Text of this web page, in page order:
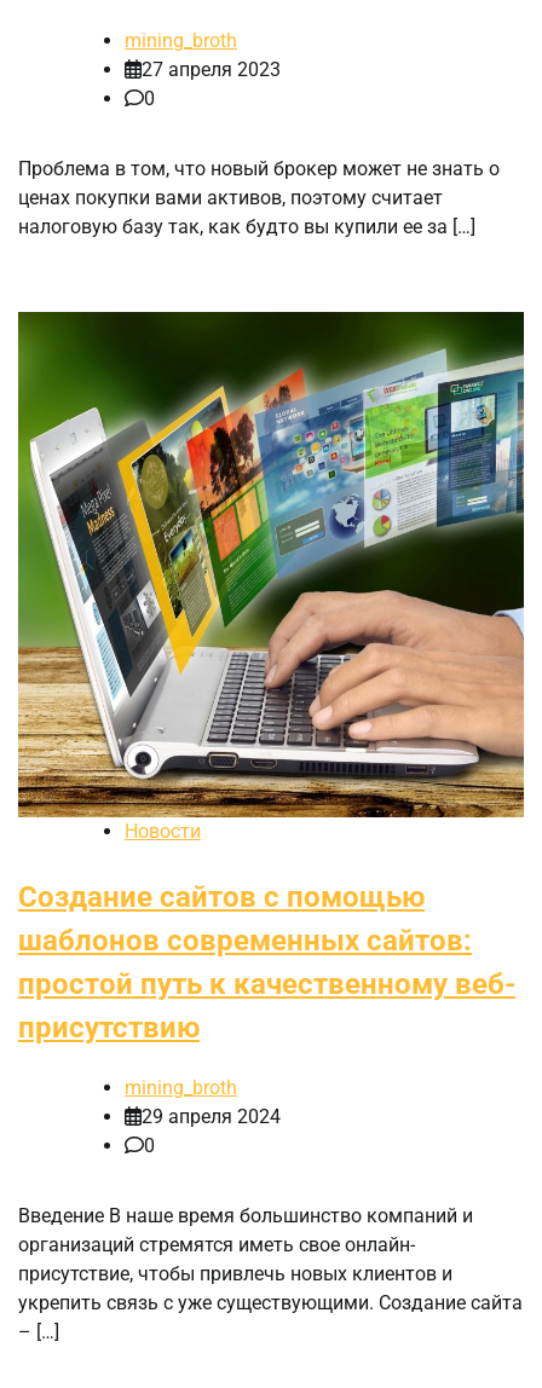
mining_broth
27 апреля 2023
0
Проблема в том, что новый брокер может не знать о
ценах покупки вами активов, поэтому считает
налоговую базу так, как будто вы купили ее за […]
Новости
Создание сайтов с помощью
шаблонов современных сайтов:
простой путь к качественному веб-
присутствию
mining_broth
29 апреля 2024
0
Введение В наше время большинство компаний и
организаций стремятся иметь свое онлайн-
присутствие, чтобы привлечь новых клиентов и
укрепить связь с уже существующими. Создание сайта
– […]